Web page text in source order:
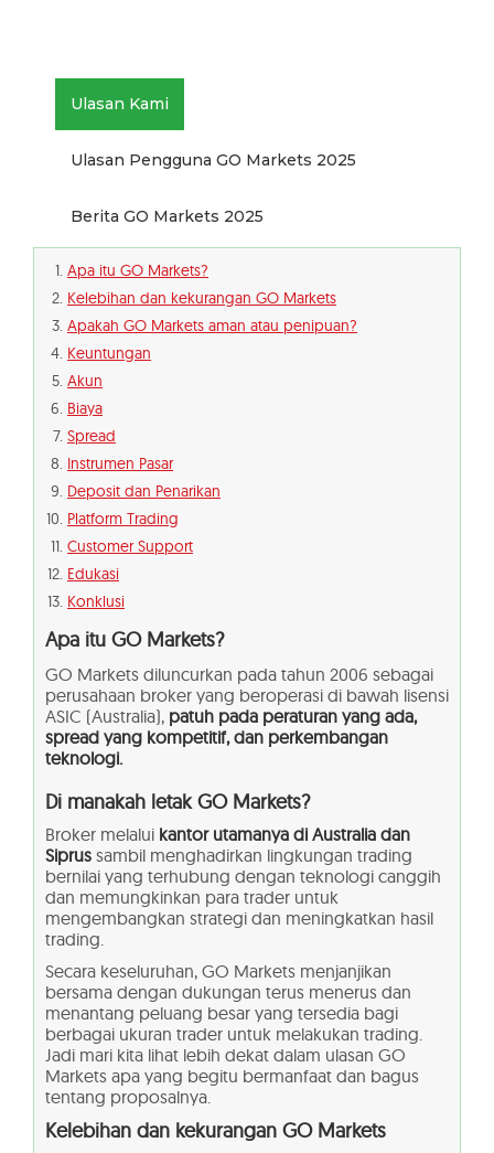
Ulasan Kami
Ulasan Pengguna GO Markets 2025
Berita GO Markets 2025
Apa itu GO Markets?
Kelebihan dan kekurangan GO Markets
Apakah GO Markets aman atau penipuan?
Keuntungan
Akun
Biaya
Spread
Instrumen Pasar
Deposit dan Penarikan
Platform Trading
Customer Support
Edukasi
Konklusi
Apa itu GO Markets?
GO Markets diluncurkan pada tahun 2006 sebagai
perusahaan broker yang beroperasi di bawah lisensi
ASIC (Australia), patuh pada peraturan yang ada,
spread yang kompetitif, dan perkembangan
teknologi.
Di manakah letak GO Markets?
Broker melalui kantor utamanya di Australia dan
Siprus sambil menghadirkan lingkungan trading
bernilai yang terhubung dengan teknologi canggih
dan memungkinkan para trader untuk
mengembangkan strategi dan meningkatkan hasil
trading.
Secara keseluruhan, GO Markets menjanjikan
bersama dengan dukungan terus menerus dan
menantang peluang besar yang tersedia bagi
berbagai ukuran trader untuk melakukan trading.
Jadi mari kita lihat lebih dekat dalam ulasan GO
Markets apa yang begitu bermanfaat dan bagus
tentang proposalnya.
Kelebihan dan kekurangan GO Markets